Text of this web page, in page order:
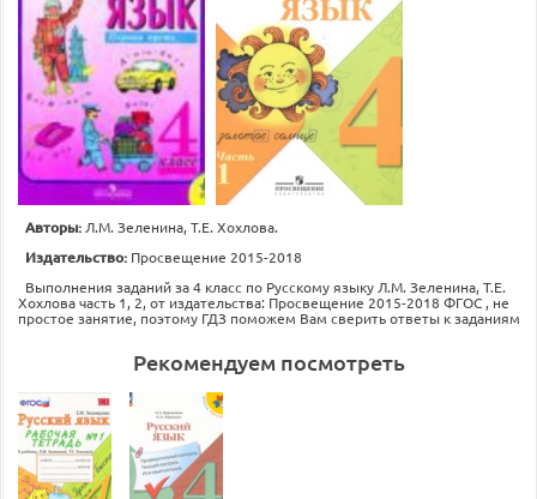
Авторы: Л.М. Зеленина, Т.Е. Хохлова.
Издательство: Просвещение 2015-2018
Выполнения заданий за 4 класс по Русскому языку Л.М. Зеленина, Т.Е.
Хохлова часть 1, 2, от издательства: Просвещение 2015-2018 ФГОС , не
простое занятие, поэтому ГДЗ поможем Вам сверить ответы к заданиям
Рекомендуем посмотреть